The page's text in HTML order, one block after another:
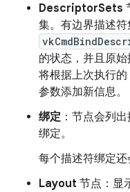
DescriptorSets
集。有边界描述
的状态，并且原
将根据上次执行的
参数添加新信息。
绑定 ：节点会列
绑定。
每个描述符绑定还
Layout 节点：显